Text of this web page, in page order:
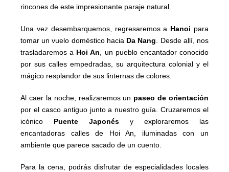
rincones de este impresionante paraje natural.
Una vez desembarquemos, regresaremos a Hanoi para
tomar un vuelo doméstico hacia Da Nang. Desde allí, nos
trasladaremos a Hoi An, un pueblo encantador conocido
por sus calles empedradas, su arquitectura colonial y el
mágico resplandor de sus linternas de colores.
Al caer la noche, realizaremos un paseo de orientación
por el casco antiguo junto a nuestro guía. Cruzaremos el
icónico Puente Japonés y exploraremos las
encantadoras calles de Hoi An, iluminadas con un
ambiente que parece sacado de un cuento.
Para la cena, podrás disfrutar de especialidades locales